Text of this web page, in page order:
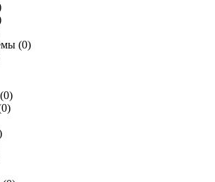
(0)
0)
0)